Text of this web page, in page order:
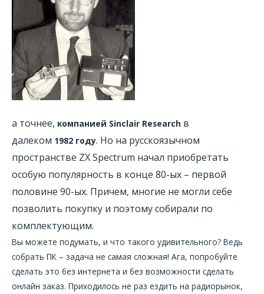
а точнее, компанией Sinclair Research в
далеком 1982 году. Но на русскоязычном
пространстве ZX Spectrum начал приобретать
особую популярность в конце 80-ых – первой
половине 90-ых. Причем, многие не могли себе
позволить покупку и поэтому собирали по
комплектующим.
Вы можете подумать, и что такого удивительного? Ведь
собрать ПК – задача не самая сложная! Ага, попробуйте
сделать это без интернета и без возможности сделать
онлайн заказ. Приходилось не раз ездить на радиорынок,